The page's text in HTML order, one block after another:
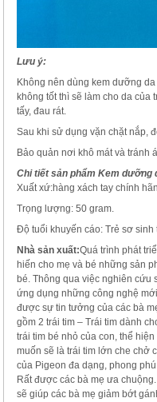
Lưu ý:
Không nên dùng kem dưỡng
không tốt thì sẽ làm cho da của
tấy, đau rát.
Sau khi sử dụng vặn chặt nắp,
Bảo quản nơi khô mát và tránh
Chi tiết sản phẩm Kem dưỡng
Xuất xứ:hàng xách tay chính
Trọng lượng: 50 gram.
Độ tuổi khuyến cáo: Trẻ sơ sinh
Nhà sản xuất:Quá trình phát
hiến cho mẹ và bé những sản
bé. Thông qua việc nghiên cứu
ứng dụng những công nghệ
được sự tin tưởng của các bà
gồm 2 trái tim – Trái tim dành
trái tim bé nhỏ của con, thể
muốn sẽ là trái tim lớn che chở
của Pigeon đa dạng, phong
Rất được các bà mẹ ưa
sẽ giúp các bà mẹ giảm bớt